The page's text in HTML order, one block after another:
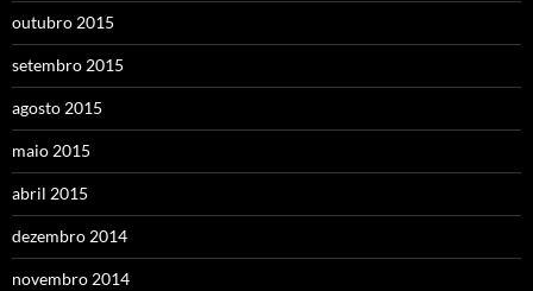
outubro 2015
setembro 2015
agosto 2015
maio 2015
abril 2015
dezembro 2014
novembro 2014